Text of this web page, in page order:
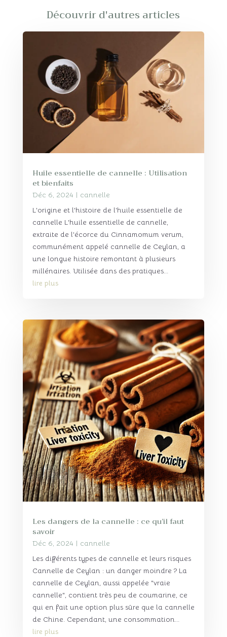
Découvrir d'autres articles
Huile essentielle de cannelle : Utilisation
et bienfaits
Déc 6, 2024 | cannelle
L'origine et l'histoire de l'huile essentielle de
cannelle L'huile essentielle de cannelle,
extraite de l'écorce du Cinnamomum verum,
communément appelé cannelle de Ceylan, a
une longue histoire remontant à plusieurs
millénaires. Utilisée dans des pratiques...
lire plus
Les dangers de la cannelle : ce qu’il faut
savoir
Déc 6, 2024 | cannelle
Les différents types de cannelle et leurs risques
Cannelle de Ceylan : un danger moindre ? La
cannelle de Ceylan, aussi appelée "vraie
cannelle", contient très peu de coumarine, ce
qui en fait une option plus sûre que la cannelle
de Chine. Cependant, une consommation...
lire plus